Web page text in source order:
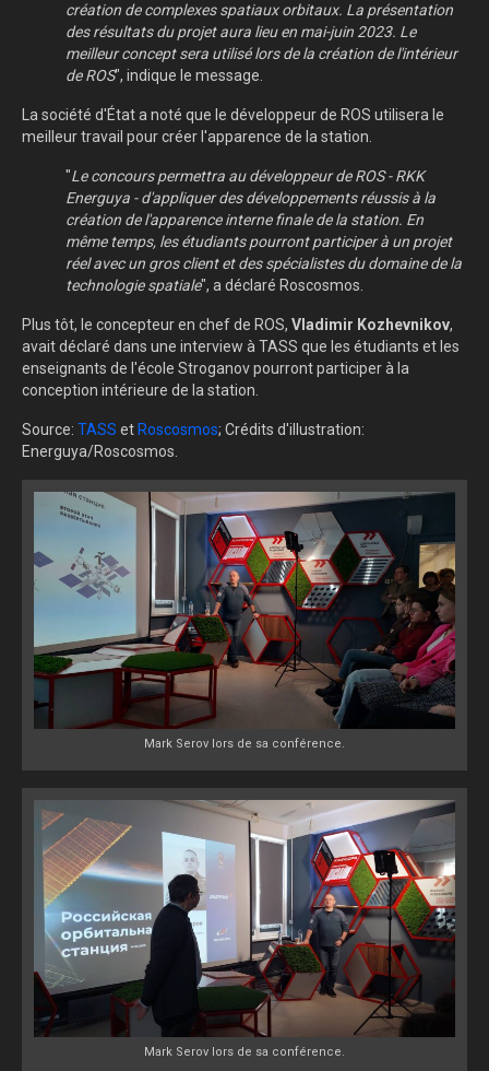
création de complexes spatiaux orbitaux. La présentation
des résultats du projet aura lieu en mai-juin 2023. Le
meilleur concept sera utilisé lors de la création de l'intérieur
de ROS", indique le message.
La société d'État a noté que le développeur de ROS utilisera le
meilleur travail pour créer l'apparence de la station.
"Le concours permettra au développeur de ROS - RKK
Energuya - d'appliquer des développements réussis à la
création de l'apparence interne finale de la station. En
même temps, les étudiants pourront participer à un projet
réel avec un gros client et des spécialistes du domaine de la
technologie spatiale", a déclaré Roscosmos.
Plus tôt, le concepteur en chef de ROS, Vladimir Kozhevnikov,
avait déclaré dans une interview à TASS que les étudiants et les
enseignants de l'école Stroganov pourront participer à la
conception intérieure de la station.
Source: TASS et Roscosmos; Crédits d'illustration:
Energuya/Roscosmos.
Mark Serov lors de sa conférence.
Mark Serov lors de sa conférence.